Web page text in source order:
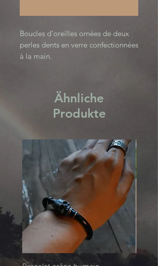
Boucles d’oreilles ornées de deux
perles dents en verre confectionnées
à la main.
Ähnliche
Produkte